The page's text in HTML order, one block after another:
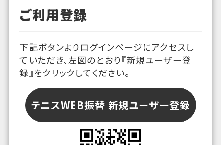
ご利用登録
下記ボタンよりログインページにアクセスし
ていただき、左図のとおり『新規ユーザー登
録』をクリックしてください。
テニスWEB振替 新規ユーザー登録